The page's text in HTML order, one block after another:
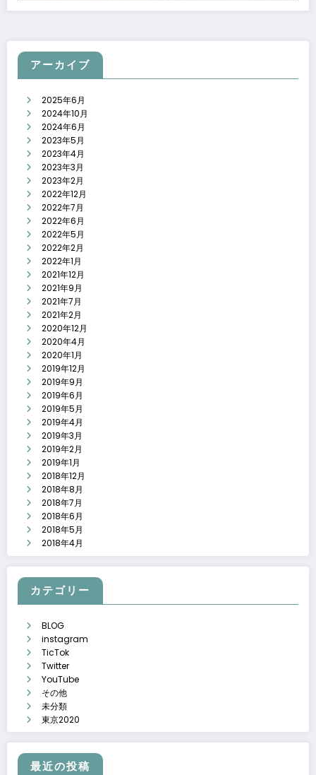
アーカイブ
2025年6月
2024年10月
2024年6月
2023年5月
2023年4月
2023年3月
2023年2月
2022年12月
2022年7月
2022年6月
2022年5月
2022年2月
2022年1月
2021年12月
2021年9月
2021年7月
2021年2月
2020年12月
2020年4月
2020年1月
2019年12月
2019年9月
2019年6月
2019年5月
2019年4月
2019年3月
2019年2月
2019年1月
2018年12月
2018年8月
2018年7月
2018年6月
2018年5月
2018年4月
カテゴリー
BLOG
instagram
TicTok
Twitter
YouTube
その他
未分類
東京2020
最近の投稿